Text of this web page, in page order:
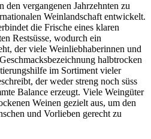
vergangenen Jahrzehnten zu
Weinlandschaft entwickelt.
die Frische eines klaren
Restsüsse, wodurch ein
der viele Weinliebhaberinnen und
halbtrocken
im Sortiment vieler
der weder streng noch süss
Balance erzeugt. Viele Weingüter
Weinen gezielt aus, um den
und Vorlieben gerecht zu